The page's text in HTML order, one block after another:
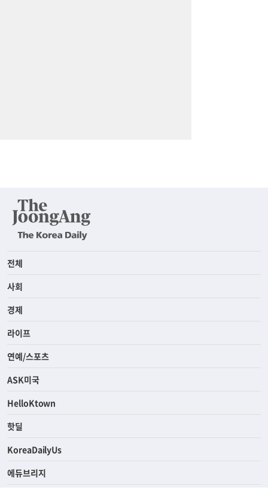
전체
사회
경제
라이프
연예/스포츠
ASK미국
HelloKtown
핫딜
KoreaDailyUs